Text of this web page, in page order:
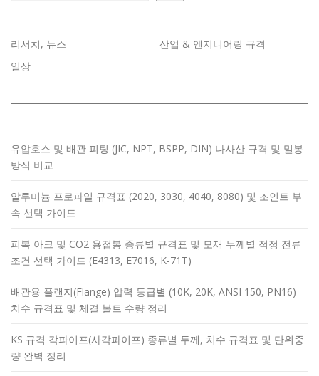
리서치, 뉴스
산업 & 엔지니어링 규격
일상
유압호스 및 배관 피팅 (JIC, NPT, BSPP, DIN) 나사산 규격 및 밀봉
방식 비교
알루미늄 프로파일 규격표 (2020, 3030, 4040, 8080) 및 조인트 부
속 선택 가이드
피복 아크 및 CO2 용접봉 종류별 규격표 및 모재 두께별 적정 전류
조건 선택 가이드 (E4313, E7016, K-71T)
배관용 플랜지(Flange) 압력 등급별 (10K, 20K, ANSI 150, PN16)
치수 규격표 및 체결 볼트 수량 정리
KS 규격 각파이프(사각파이프) 종류별 두께, 치수 규격표 및 단위중
량 완벽 정리